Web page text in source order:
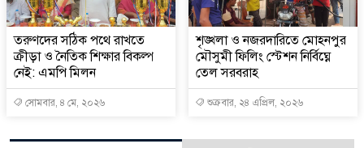
তরুণদের সঠিক পথে রাখতে
ক্রীড়া ও নৈতিক শিক্ষার বিকল্প
নেই: এমপি মিলন
সোমবার, ৪ মে, ২০২৬
শৃঙ্খলা ও নজরদারিতে মোহনপুর
মৌসুমী ফিলিং স্টেশন নির্বিঘ্নে
তেল সরবরাহ
শুক্রবার, ২৪ এপ্রিল, ২০২৬